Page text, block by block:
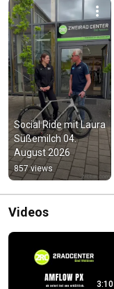
Social Ride mit Laura
Süßemilch 04.
August 2026
857 views
Videos
3:10